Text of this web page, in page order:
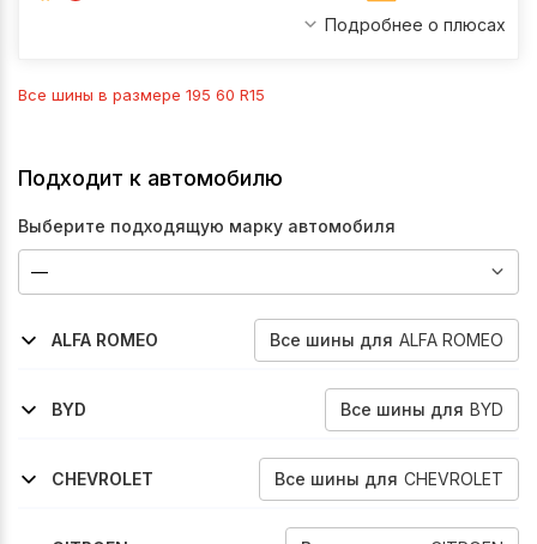
Подробнее о плюсах
Все шины в размере 195 60 R15
Подходит к автомобилю
Выберите подходящую марку автомобиля
ALFA ROMEO Все шины для ALFA ROMEO
2000-2010
BYD
Все шины для BYD
2005-2013
2005-2013
CHEVROLET
Все шины для CHEVROLET
2004-2010
2005-2008
2004-2008